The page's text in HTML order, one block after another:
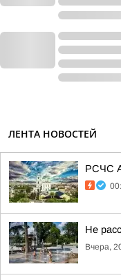
ЛЕНТА НОВОСТЕЙ
РСЧС
Не
Вчера,